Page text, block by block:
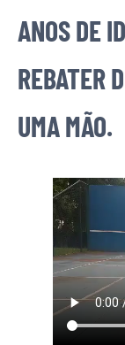
ANOS DE
REBATER
UMA MÃO.